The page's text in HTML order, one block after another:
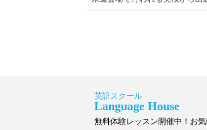
英語スクール
Language House
無料体験レッスン開催中！お